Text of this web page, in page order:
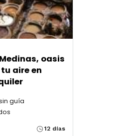
oasis
aire en
guía
12 días